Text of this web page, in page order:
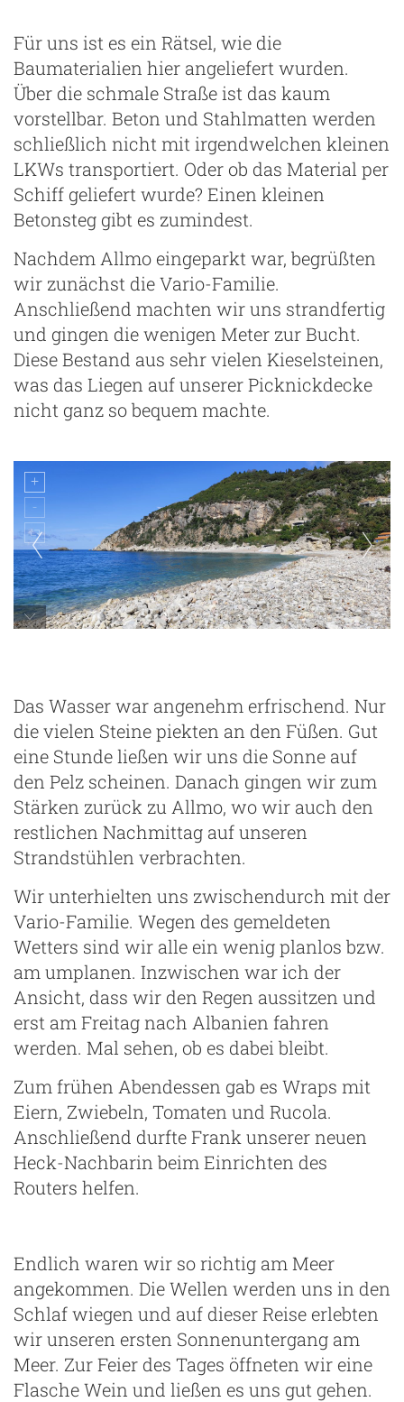
Für uns ist es ein Rätsel, wie die
Baumaterialien hier angeliefert wurden.
Über die schmale Straße ist das kaum
vorstellbar. Beton und Stahlmatten werden
schließlich nicht mit irgendwelchen kleinen
LKWs transportiert. Oder ob das Material per
Schiff geliefert wurde? Einen kleinen
Betonsteg gibt es zumindest.
Nachdem Allmo eingeparkt war, begrüßten
wir zunächst die Vario-Familie.
Anschließend machten wir uns strandfertig
und gingen die wenigen Meter zur Bucht.
Diese Bestand aus sehr vielen Kieselsteinen,
was das Liegen auf unserer Picknickdecke
nicht ganz so bequem machte.
Das Wasser war angenehm erfrischend. Nur
die vielen Steine piekten an den Füßen. Gut
eine Stunde ließen wir uns die Sonne auf
den Pelz scheinen. Danach gingen wir zum
Stärken zurück zu Allmo, wo wir auch den
restlichen Nachmittag auf unseren
Strandstühlen verbrachten.
Wir unterhielten uns zwischendurch mit der
Vario-Familie. Wegen des gemeldeten
Wetters sind wir alle ein wenig planlos bzw.
am umplanen. Inzwischen war ich der
Ansicht, dass wir den Regen aussitzen und
erst am Freitag nach Albanien fahren
werden. Mal sehen, ob es dabei bleibt.
Zum frühen Abendessen gab es Wraps mit
Eiern, Zwiebeln, Tomaten und Rucola.
Anschließend durfte Frank unserer neuen
Heck-Nachbarin beim Einrichten des
Routers helfen.
Endlich waren wir so richtig am Meer
angekommen. Die Wellen werden uns in den
Schlaf wiegen und auf dieser Reise erlebten
wir unseren ersten Sonnenuntergang am
Meer. Zur Feier des Tages öffneten wir eine
Flasche Wein und ließen es uns gut gehen.